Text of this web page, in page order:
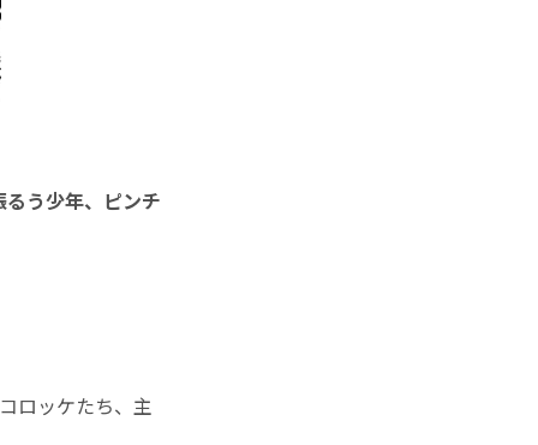
るう少年、ピンチ
ロッケたち、主